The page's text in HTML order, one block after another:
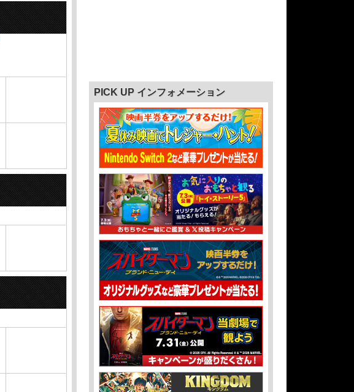
PICK UP インフォメーション